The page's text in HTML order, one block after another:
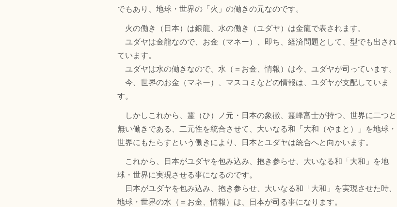
でもあり、地球・世界の「火」の働きの元なのです。
火の働き（日本）は銀龍、水の働き（ユダヤ）は金龍で表されます。
ユダヤは金龍なので、お金（マネー）、即ち、経済問題として、型でも出され
ています。
ユダヤは水の働きなので、水（＝お金、情報）は今、ユダヤが司っています。
今、世界のお金（マネー）、マスコミなどの情報は、ユダヤが支配していま
す。
しかしこれから、霊（ひ）ノ元・日本の象徴、霊峰富士が持つ、世界に二つと
無い働きである、二元性を統合させて、大いなる和「大和（やまと）」を地球・
世界にもたらすという働きにより、日本とユダヤは統合へと向かいます。
これから、日本がユダヤを包み込み、抱き参らせ、大いなる和「大和」を地
球・世界に実現させる事になるのです。
日本がユダヤを包み込み、抱き参らせ、大いなる和「大和」を実現させた時、
地球・世界の水（＝お金、情報）は、日本が司る事になります。